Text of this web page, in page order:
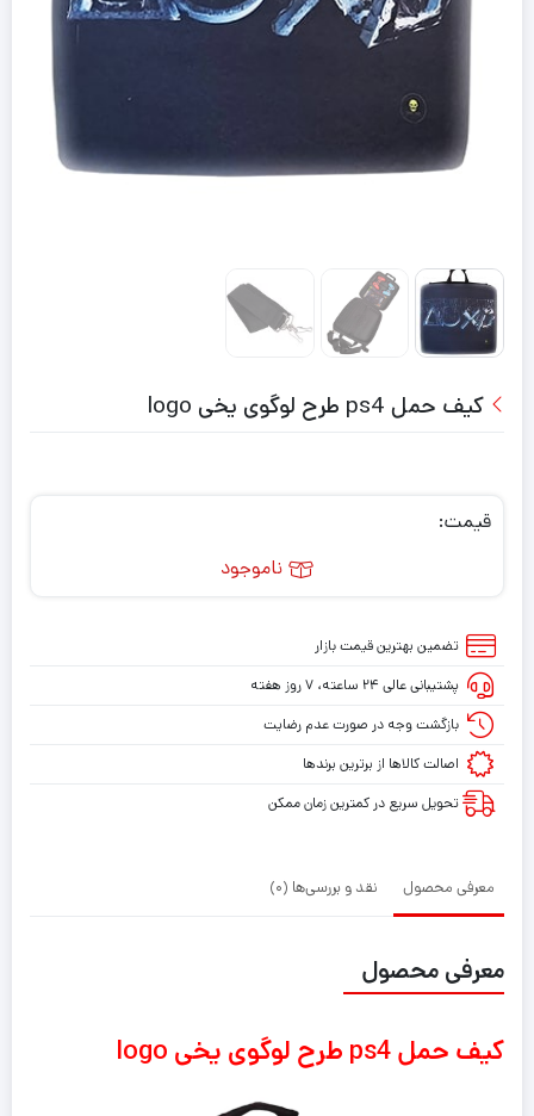
کیف حمل ps4 طرح لوگوی یخی logo
قیمت:
ناموجود
تضمین بهترین قیمت بازار
پشتیبانی عالی ۲۴ ساعته، ۷ روز هفته
بازگشت وجه در صورت عدم رضایت
اصالت کالاها از برترین برندها
تحویل سریع در کمترین زمان ممکن
معرفی محصول نقد و بررسی‌ها (0)
معرفی محصول
کیف حمل ps4 طرح لوگوی یخی logo